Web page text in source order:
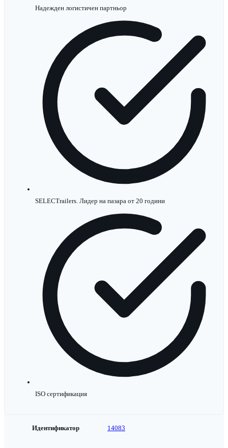
Надежден логистичен партньор
SELECTrailers. Лидер на пазара от 20 години
ISO сертификация
Идентификатор 14083